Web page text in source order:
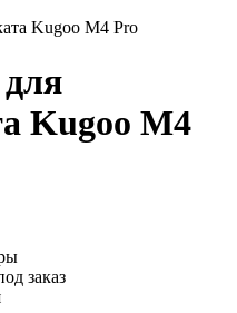
Kugoo M4 Pro
Kugoo M4
заказ